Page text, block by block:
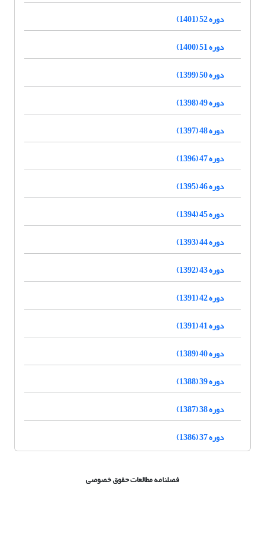
دوره 52 (1401)
دوره 51 (1400)
دوره 50 (1399)
دوره 49 (1398)
دوره 48 (1397)
دوره 47 (1396)
دوره 46 (1395)
دوره 45 (1394)
دوره 44 (1393)
دوره 43 (1392)
دوره 42 (1391)
دوره 41 (1391)
دوره 40 (1389)
دوره 39 (1388)
دوره 38 (1387)
دوره 37 (1386)
فصلنامه مطالعات حقوق خصوصی